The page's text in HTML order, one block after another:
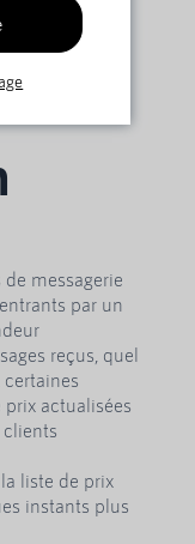
messagerie
par un
reçus, quel
actualisées
liste de prix
instants plus